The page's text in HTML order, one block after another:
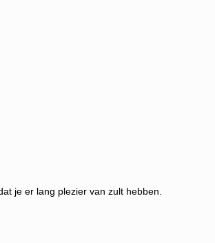
je er lang plezier van zult hebben.